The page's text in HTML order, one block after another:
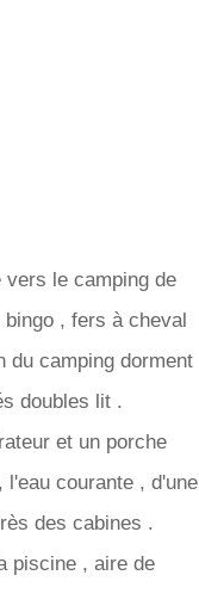
le camping de
, fers à cheval
du camping dorment
doubles lit .
et un porche
courante , d'une
des cabines .
piscine , aire de